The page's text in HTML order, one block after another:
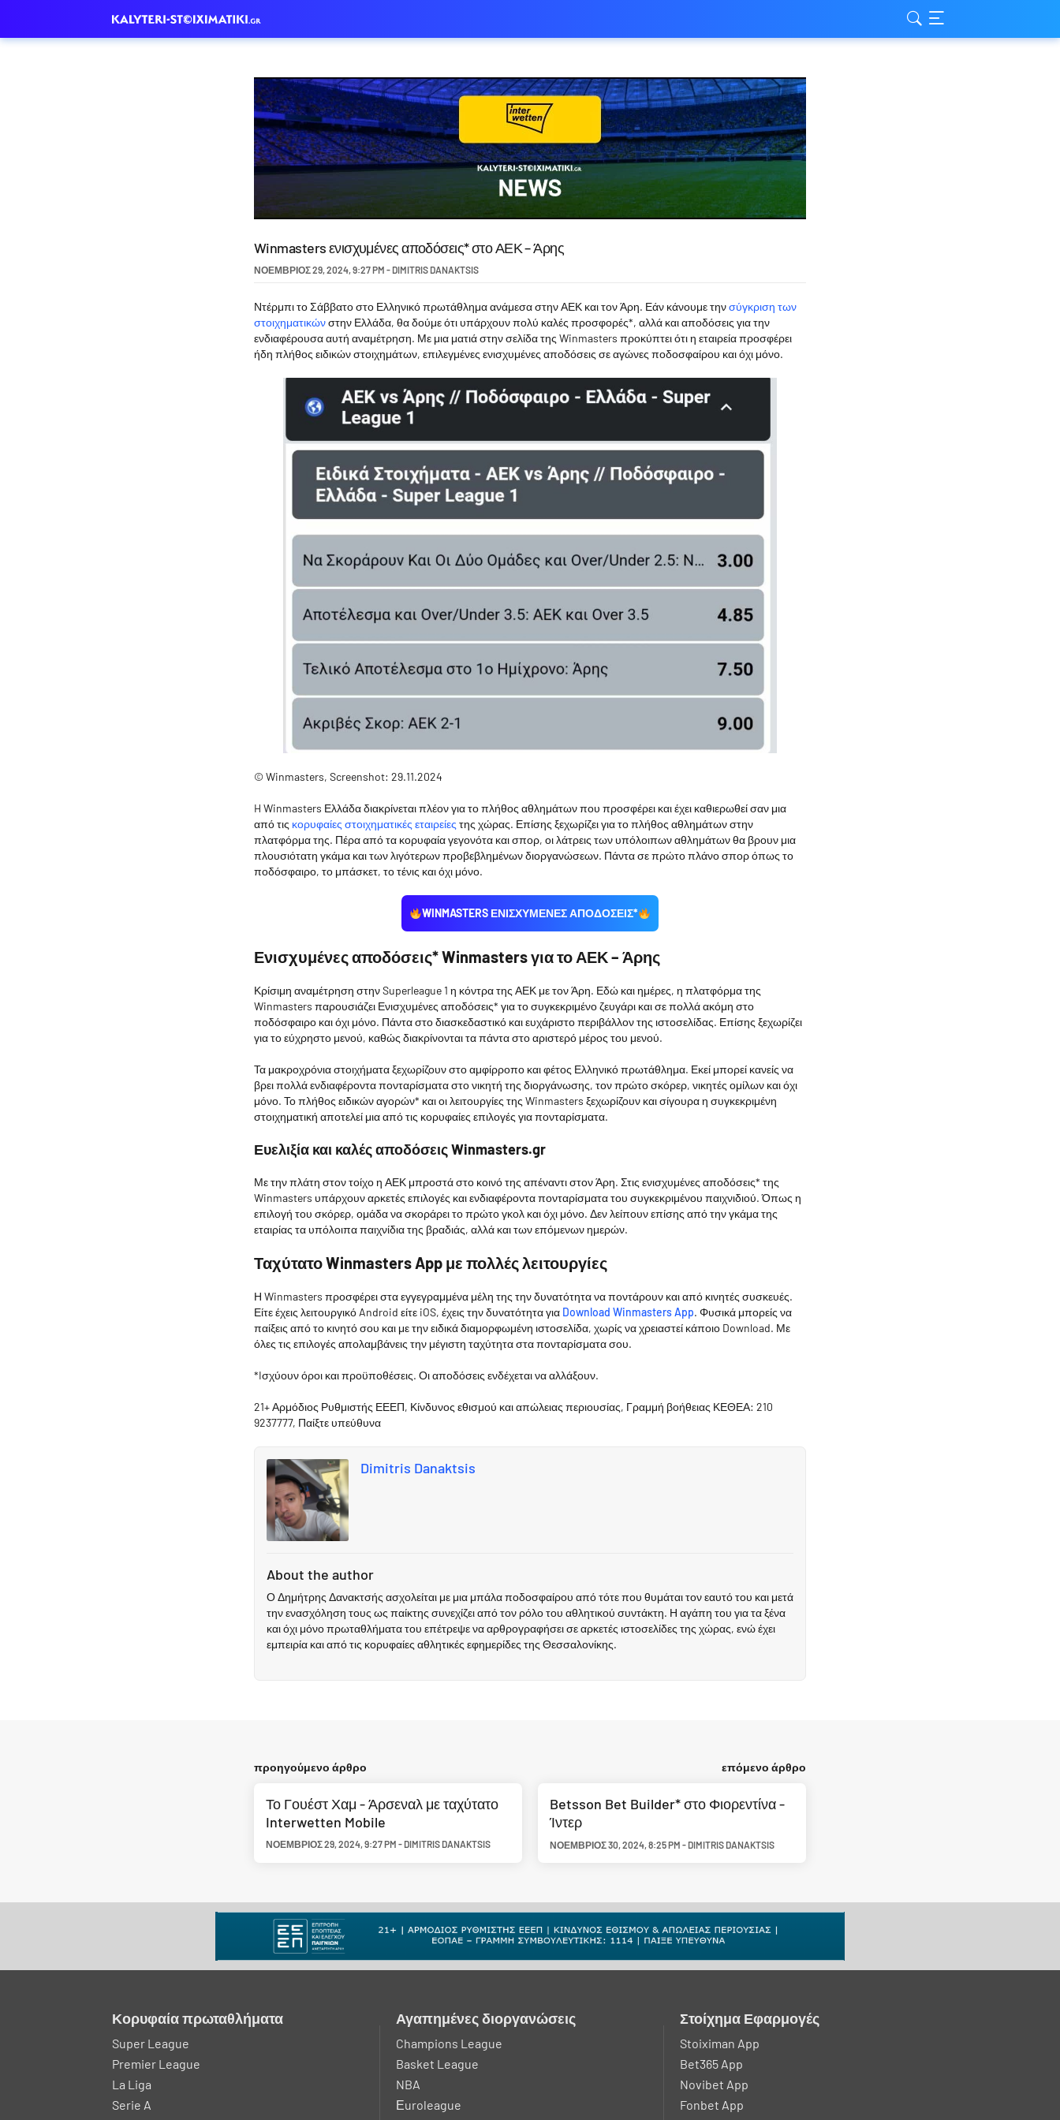
Winmasters ενισχυμένες αποδόσεις* στο ΑΕΚ – Άρης
ΝΟΈΜΒΡΙΟΣ 29, 2024,9:27 PM - DIMITRIS DANAKTSIS
Ντέρμπι το Σάββατο στο Ελληνικό πρωτάθλημα ανάμεσα στην ΑΕΚ και τον Άρη. Εάν κάνουμε τηνσύγκριση των
στοιχηματικώνστην Ελλάδα, θα δούμε ότι υπάρχουν πολύ καλές προσφορές*, αλλά και αποδόσεις για την
ενδιαφέρουσα αυτή αναμέτρηση. Με μια ματιά στην σελίδα της Winmasters προκύπτει ότι η εταιρεία προσφέρει
ήδη πλήθος ειδικών στοιχημάτων, επιλεγμένες ενισχυμένες αποδόσεις σε αγώνες ποδοσφαίρου και όχι μόνο.
© Winmasters, Screenshot: 29.11.2024
H Winmasters Ελλάδα διακρίνεται πλέον για το πλήθος αθλημάτων που προσφέρει και έχει καθιερωθεί σαν μια
από τις κορυφαίες στοιχηματικές εταιρείες της χώρας. Επίσης ξεχωρίζει για το πλήθος αθλημάτων στην
πλατφόρμα της. Πέρα από τα κορυφαία γεγονότα και σπορ, οι λάτρεις των υπόλοιπων αθλημάτων θα βρουν μια
πλουσιότατη γκάμα και των λιγότερων προβεβλημένων διοργανώσεων. Πάντα σε πρώτο πλάνο σπορ όπως το
ποδόσφαιρο, το μπάσκετ, το τένις και όχι μόνο.
WINMASTERS ΕΝΙΣΧΥΜΕΝΕΣ ΑΠΟΔΟΣΕΙΣ*
Ενισχυμένες αποδόσεις* Winmasters για το ΑΕΚ – Άρης
Κρίσιμη αναμέτρηση στην Superleague 1 η κόντρα της ΑΕΚ με τον Άρη. Εδώ και ημέρες, η πλατφόρμα της
Winmasters παρουσιάζει Ενισχυμένες αποδόσεις* για το συγκεκριμένο ζευγάρι και σε πολλά ακόμη στο
ποδόσφαιρο και όχι μόνο. Πάντα στο διασκεδαστικό και ευχάριστο περιβάλλον της ιστοσελίδας. Επίσης ξεχωρίζει
για το εύχρηστο μενού, καθώς διακρίνονται τα πάντα στο αριστερό μέρος του μενού.
Τα μακροχρόνια στοιχήματα ξεχωρίζουν στο αμφίρροπο και φέτος Ελληνικό πρωτάθλημα. Εκεί μπορεί κανείς να
βρει πολλά ενδιαφέροντα πονταρίσματα στο νικητή της διοργάνωσης, τον πρώτο σκόρερ, νικητές ομίλων και όχι
μόνο. Το πλήθος ειδικών αγορών* και οι λειτουργίες της Winmasters ξεχωρίζουν και σίγουρα η συγκεκριμένη
στοιχηματική αποτελεί μια από τις κορυφαίες επιλογές για πονταρίσματα.
Ευελιξία και καλές αποδόσεις Winmasters.gr
Με την πλάτη στον τοίχο η ΑΕΚ μπροστά στο κοινό της απέναντι στον Άρη. Στις ενισχυμένες αποδόσεις* της
Winmasters υπάρχουν αρκετές επιλογές και ενδιαφέροντα πονταρίσματα του συγκεκριμένου παιχνιδιού. Όπως η
επιλογή του σκόρερ, ομάδα να σκοράρει το πρώτο γκολ και όχι μόνο. Δεν λείπουν επίσης από την γκάμα της
εταιρίας τα υπόλοιπα παιχνίδια της βραδιάς, αλλά και των επόμενων ημερών.
Ταχύτατο Winmasters App με πολλές λειτουργίες
Η Winmasters προσφέρει στα εγγεγραμμένα μέλη της την δυνατότητα να ποντάρουν και από κινητές συσκευές.
Είτε έχεις λειτουργικό Android είτε iOS, έχεις την δυνατότητα για Download Winmasters App. Φυσικά μπορείς να
παίξεις από το κινητό σου και με την ειδικά διαμορφωμένη ιστοσελίδα, χωρίς να χρειαστεί κάποιο Download. Με
όλες τις επιλογές απολαμβάνεις την μέγιστη ταχύτητα στα πονταρίσματα σου.
*Iσχύουν όροι και προϋποθέσεις. Οι αποδόσεις ενδέχεται να αλλάξουν.
21+ Αρμόδιος Ρυθμιστής ΕΕΕΠ, Κίνδυνος εθισμού και απώλειας περιουσίας, Γραμμή βοήθειας ΚΕΘΕΑ: 210
9237777, Παίξτε υπεύθυνα
Dimitris Danaktsis
About the author
Ο Δημήτρης Δανακτσής ασχολείται με μια μπάλα ποδοσφαίρου από τότε που θυμάται τον εαυτό του και μετά
την ενασχόληση τους ως παίκτης συνεχίζει από τον ρόλο του αθλητικού συντάκτη. Η αγάπη του για τα ξένα
και όχι μόνο πρωταθλήματα του επέτρεψε να αρθρογραφήσει σε αρκετές ιστοσελίδες της χώρας, ενώ έχει
εμπειρία και από τις κορυφαίες αθλητικές εφημερίδες της Θεσσαλονίκης.
προηγούμενο άρθρο
Το Γουέστ Χαμ - Άρσεναλ με ταχύτατο
Interwetten Mobile
ΝΟΈΜΒΡΙΟΣ 29, 2024,9:27 PM - DIMITRIS DANAKTSIS
επόμενο άρθρο
Betsson Bet Builder* στο Φιορεντίνα -
Ίντερ
ΝΟΈΜΒΡΙΟΣ 30, 2024,8:25 PM - DIMITRIS DANAKTSIS
Κορυφαία πρωταθλήματα
Super League
Premier League
La Liga
Serie A
Αγαπημένες διοργανώσεις
Champions League
Basket League
NBA
Εuroleague
Στοίχημα Εφαρμογές
Stoiximan App
Bet365 App
Novibet App
Fonbet App